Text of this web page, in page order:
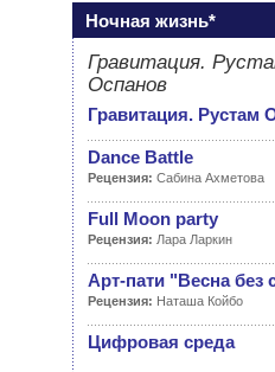
Ночная жизнь*
Гравитация.
Оспанов
Гравитация. Рустам
Dance Battle
Рецензия: Сабина Ахметова
Full Moon party
Рецензия: Лара Ларкин
Арт-пати "Весна без
Рецензия: Наташа Койбо
Цифровая среда